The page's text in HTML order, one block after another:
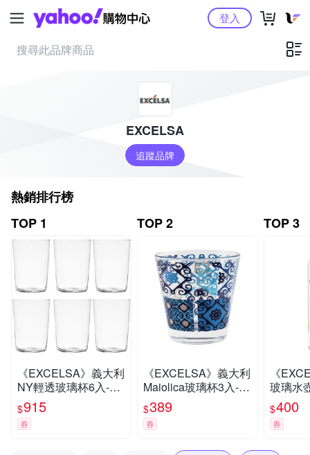
Yahoo購物中心登入
EXCELSA
追蹤品牌
熱銷排行榜
TOP 1
《EXCELSA》義大利
NY輕透玻璃杯6入-55
0ml-- 水杯 茶杯 咖啡
杯
$915
券
TOP 2
《EXCELSA》義大利
Maiolica玻璃杯3入-海
藍250ml-- 水杯 茶杯
咖啡杯
$389
券
TOP 3
《
玻璃水
ml--
杯 環保
$400
券